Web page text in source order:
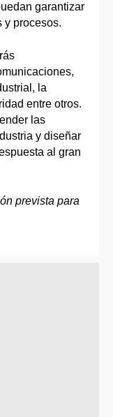
garantizar
y procesos.
la
entre otros.
las
y diseñar
al gran
prevista para